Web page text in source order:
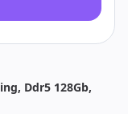
Ddr5 128Gb,